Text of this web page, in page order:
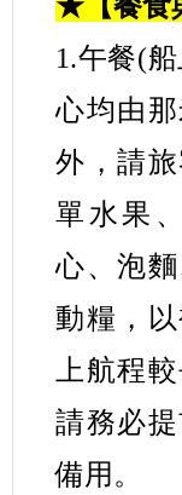
1.午餐(
心均由
外，請
單水果
心、泡
動糧，
上航程
請務必
備用。